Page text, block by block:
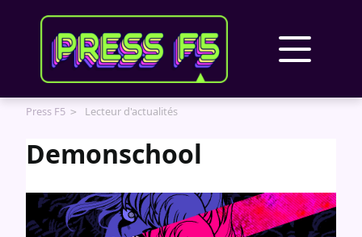
Press F5 Lecteur d'actualités
Demonschool